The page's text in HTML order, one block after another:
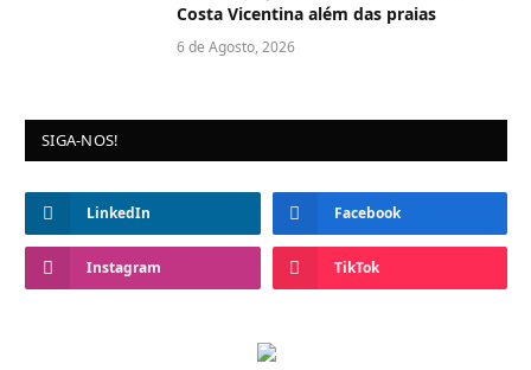
Costa Vicentina além das praias
6 de Agosto, 2026
SIGA-NOS!
LinkedIn Facebook
Instagram TikTok